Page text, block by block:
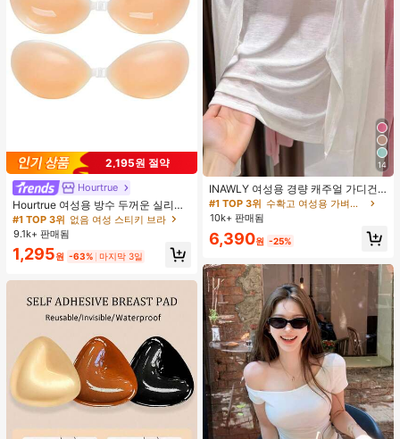
2,195원 절약
Hourtrue
Hourtrue 여성용 방수 두꺼운 실리콘
가슴 페탈, 작은 가슴 리프트업 & 푸시
인용, 웨딩 촬영 및 들러리용
#1 TOP 3위 없음 여성 스티키 브라
9.1k+ 판매됨
1,295원 -63% 마지막 3일
14
INAWLY 여성용 경량 캐주얼 가디건,
여름
#1 TOP 3위
수확고 여성용 가벼운 카디건
10k+ 판매됨
6,390원 -25%